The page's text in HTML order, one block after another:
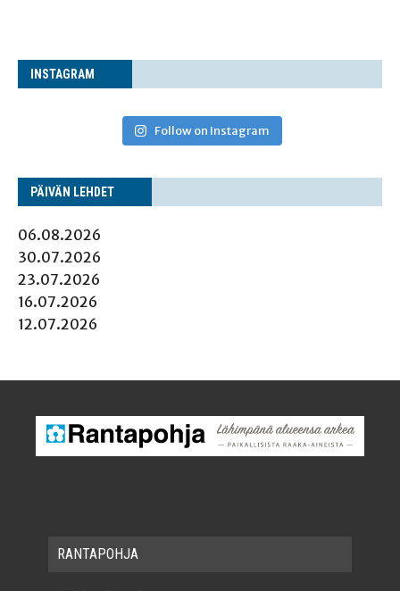
INS­TA­GRAM
Follow on Instagram
PÄI­VÄN LEHDET
06.08.2026
30.07.2026
23.07.2026
16.07.2026
12.07.2026
RAN­TA­POH­JA